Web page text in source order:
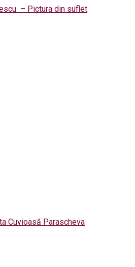
– Pictura din suflet
Cuvioasă Parascheva